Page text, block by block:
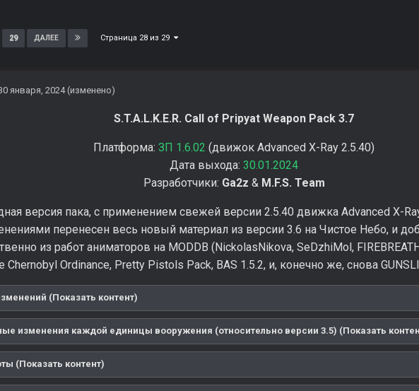
29 ДАЛЕЕ Страница 28 из 29
января, 2024(изменено)
S.T.A.L.K.E.R. Call of Pripyat Weapon Pack 3.7
Платформа: ЗП 1.6.02 (движок Advanced X-Ray 2.5.40)
Дата выхода: 30.01.2024
Разработчики: Ga2z & M.F.S. Team
версия пака, с применением свежей версии 2.5.40 движка Advanced X-
перенесен весь новый материал из версии 3.6 на Чистое Небо, и
из работ аниматоров на MODDB (NickolasNikova, SeDzhiMol,
Chernobyl Ordinance, Pretty Pistols Pack, BAS 1.5.2, и, конечно же, снова
(Показать контент)
изменения каждой единицы вооружения (относительно версии 3.5) (Показать
(Показать контент)